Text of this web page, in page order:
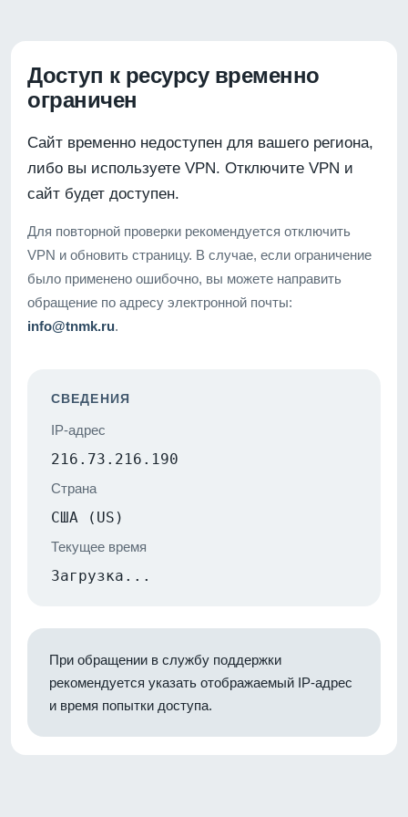
Доступ к ресурсу временно
ограничен
Сайт временно недоступен для вашего региона,
либо вы используете VPN. Отключите VPN и
сайт будет доступен.
Для повторной проверки рекомендуется отключить
VPN и обновить страницу. В случае, если ограничение
было применено ошибочно, вы можете направить
обращение по адресу электронной почты:
info@tnmk.ru.
СВЕДЕНИЯ
IP-адрес
216.73.216.190
Страна
США (US)
Текущее время
Загрузка...
При обращении в службу поддержки
рекомендуется указать отображаемый IP-адрес
и время попытки доступа.